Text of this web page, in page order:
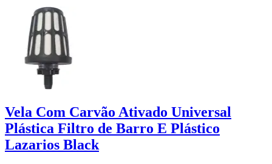
Vela Com Carvão Ativado Universal
Plástica Filtro de Barro E Plástico
Lazarios Black